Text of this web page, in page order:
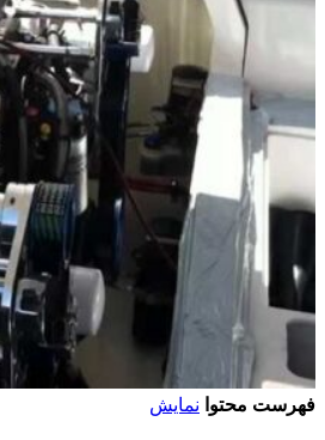
فهرست محتوا نمایش